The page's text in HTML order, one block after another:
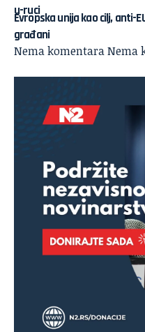
Evropska unija kao cilj, anti-
građani
Nema komentaraNema